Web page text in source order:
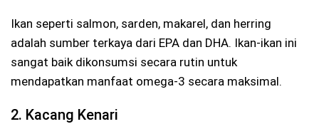
Ikan seperti salmon, sarden, makarel, dan herring
adalah sumber terkaya dari EPA dan DHA. Ikan-ikan ini
sangat baik dikonsumsi secara rutin untuk
mendapatkan manfaat omega-3 secara maksimal.
2. Kacang Kenari